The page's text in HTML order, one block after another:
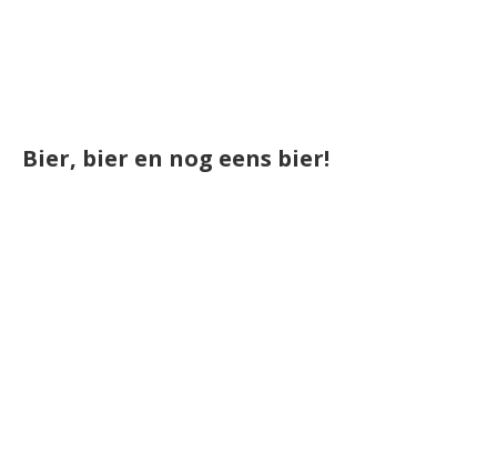
Bier, bier en nog eens bier!